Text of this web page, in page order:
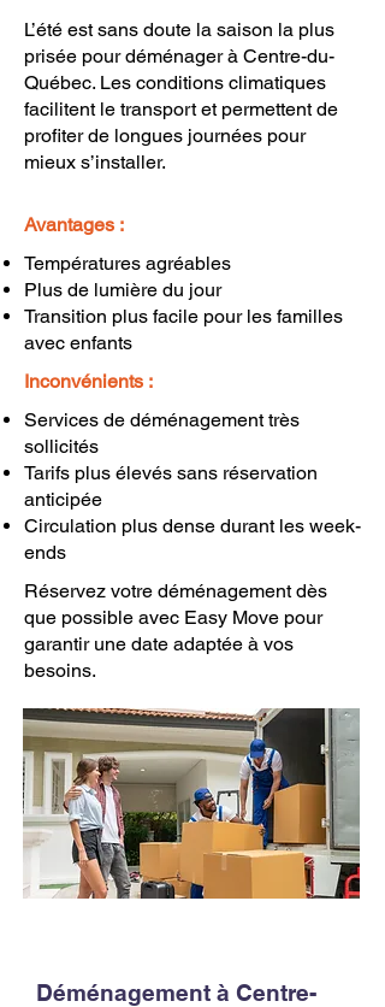
L’été est sans doute la saison la plus
prisée pour déménager à Centre-du-
Québec. Les conditions climatiques
facilitent le transport et permettent de
profiter de longues journées pour
mieux s’installer.
Avantages :
Températures agréables
Plus de lumière du jour
Transition plus facile pour les familles
avec enfants
Inconvénients :
Services de déménagement très
sollicités
Tarifs plus élevés sans réservation
anticipée
Circulation plus dense durant les week-
ends
Réservez votre déménagement dès
que possible avec Easy Move pour
garantir une date adaptée à vos
besoins.
Déménagement à Centre-